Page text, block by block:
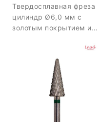
Твердосплавная фреза
цилиндр Ø6,0 мм с
золотым покрытием и
Предназначена для
обработки геля, акрила
и полигеля.